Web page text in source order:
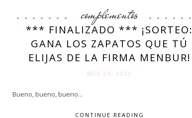
complementos
*** FINALIZADO *** ¡SORTEO:
GANA LOS ZAPATOS QUE TÚ
ELIJAS DE LA FIRMA MENBUR!
NOV 26. 2013
Bueno, bueno, bueno...
CONTINUE READING